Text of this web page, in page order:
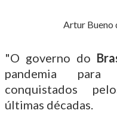
Artur Bueno
"O governo do
pandemia
conquistados
últimas décadas.